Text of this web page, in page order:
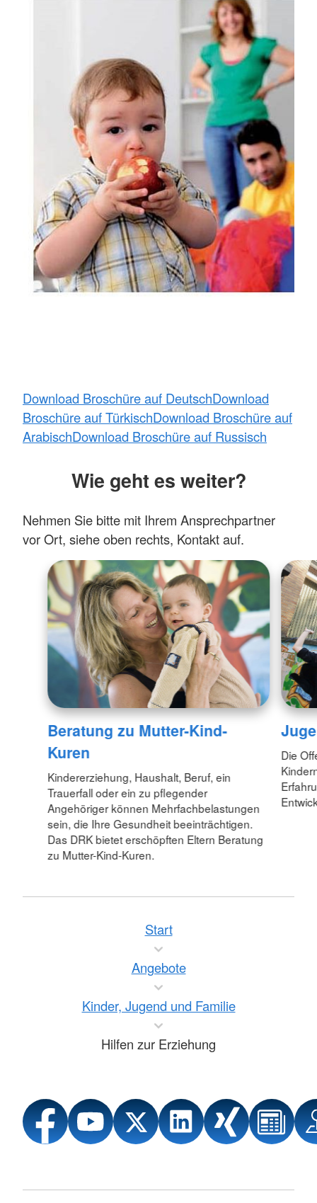
Download Broschüre auf DeutschDownload
Broschüre auf TürkischDownload Broschüre auf
ArabischDownload Broschüre auf Russisch
Wie geht es weiter?
Nehmen Sie bitte mit Ihrem Ansprechpartner
vor Ort, siehe oben rechts, Kontakt auf.
Beratung zu Mutter-Kind-
Kuren
Kindererziehung, Haushalt, Beruf, ein
Trauerfall oder ein zu pflegender
Angehöriger können Mehrfachbelastungen
sein, die Ihre Gesundheit beeinträchtigen.
Das DRK bietet erschöpften Eltern Beratung
zu Mutter-Kind-Kuren.
Die
Start
Angebote
Kinder, Jugend und Familie
Hilfen zur Erziehung